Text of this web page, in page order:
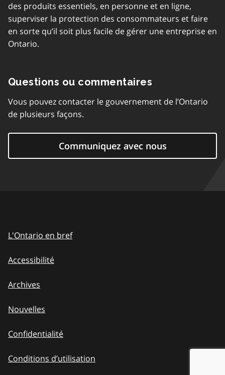
des produits essentiels, en personne et en ligne,
superviser la protection des consommateurs et faire
en sorte qu’il soit plus facile de gérer une entreprise en
Ontario.
Questions ou commentaires
Vous pouvez contacter le gouvernement de l’Ontario
de plusieurs façons.
Communiquez avec nous
L'Ontario en bref
Accessibilité
Archives
Nouvelles
Confidentialité
Conditions d’utilisation